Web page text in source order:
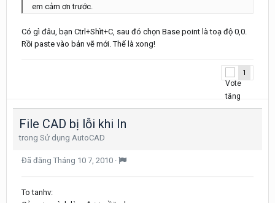
em cảm ơn trước.
Có gì đâu, bạn Ctrl+Shìt+C, sau đó chọn Base point là toạ độ 0,0.
Rồi paste vào bản vẽ mới. Thế là xong!
1
File CAD bị lỗi khi In
trong Sử dụng AutoCAD
Đã đăng Tháng 10 7, 2010 ·
To tanhv: